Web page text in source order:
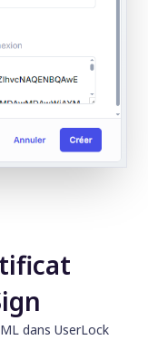
dans UserLock